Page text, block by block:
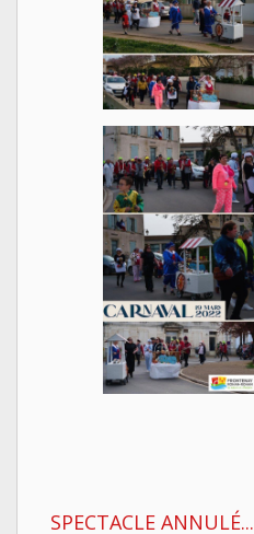
SPECTACLE ANNULÉ...